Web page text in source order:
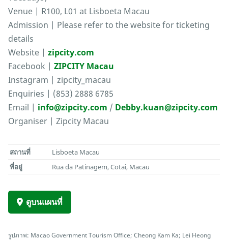
Venue | R100, L01 at Lisboeta Macau
Admission | Please refer to the website for ticketing
details
Website | zipcity.com
Facebook | ZIPCITY Macau
Instagram | zipcity_macau
Enquiries | (853) 2888 6785
Email | info@zipcity.com / Debby.kuan@zipcity.com
Organiser | Zipcity Macau
สถานที่
Lisboeta Macau
ที่อยู่
Rua da Patinagem, Cotai, Macau
ดูบนแผนที่
รูปภาพ: Macao Government Tourism Office; Cheong Kam Ka; Lei Heong